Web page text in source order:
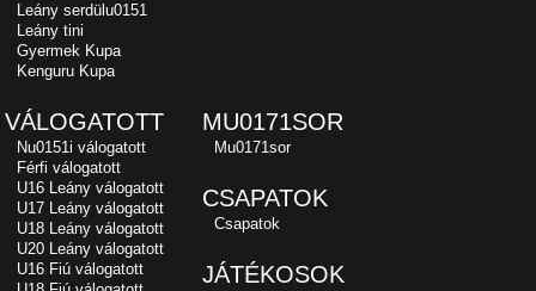
Leány serdülu0151
Leány tini
Gyermek Kupa
Kenguru Kupa
VÁLOGATOTT
Nu0151i válogatott
Férfi válogatott
U16 Leány válogatott
U17 Leány válogatott
U18 Leány válogatott
U20 Leány válogatott
U16 Fiú válogatott
MU0171SOR
Mu0171sor
CSAPATOK
Csapatok
JÁTÉKOSOK